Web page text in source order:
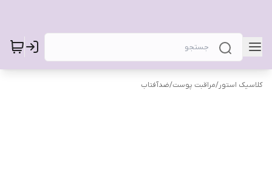
کلاسیک استور/مراقبت پوست/ضدآفتاب